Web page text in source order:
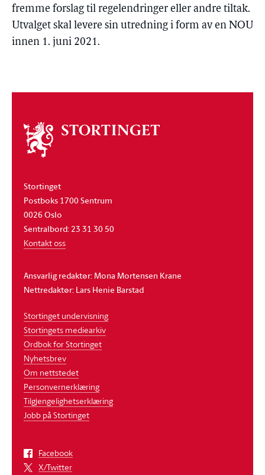
fremme forslag til regelendringer eller andre tiltak.
Utvalget skal levere sin utredning i form av en NOU
innen 1. juni 2021.
Om
stortinget
Stortinget
Postboks 1700 Sentrum
0026 Oslo
Sentralbord: 23 31 30 50
Kontakt oss
Ansvarlig redaktør: Mona Mortensen Krane
Nettredaktør: Lars Henie Barstad
Stortinget undervisning
Stortingets mediearkiv
Ordbok for Stortinget
Nyhetsbrev
Om nettstedet
Personvernerklæring
Tilgjengelighetserklæring
Jobb på Stortinget
Facebook
X/Twitter